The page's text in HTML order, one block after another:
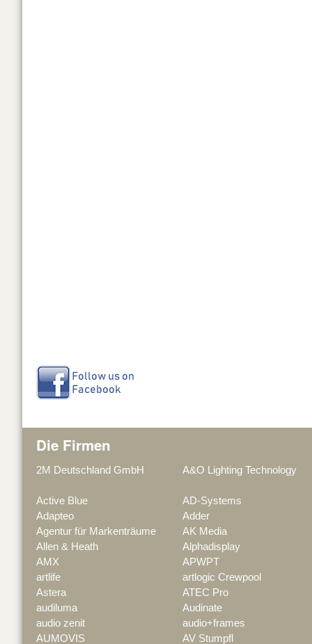
Die Firmen
2M Deutschland GmbH A&O Lighting Technology
Active Blue
AD-Systems
Adapteo
Adder
Agentur für Markenträume
AK Media
Allen & Heath
Alphadisplay
AMX
APWPT
artlife
artlogic Crewpool
Astera
ATEC Pro
audiluma
Audinate
audio zenit
audio+frames
AUMOVIS
AV Stumpfl